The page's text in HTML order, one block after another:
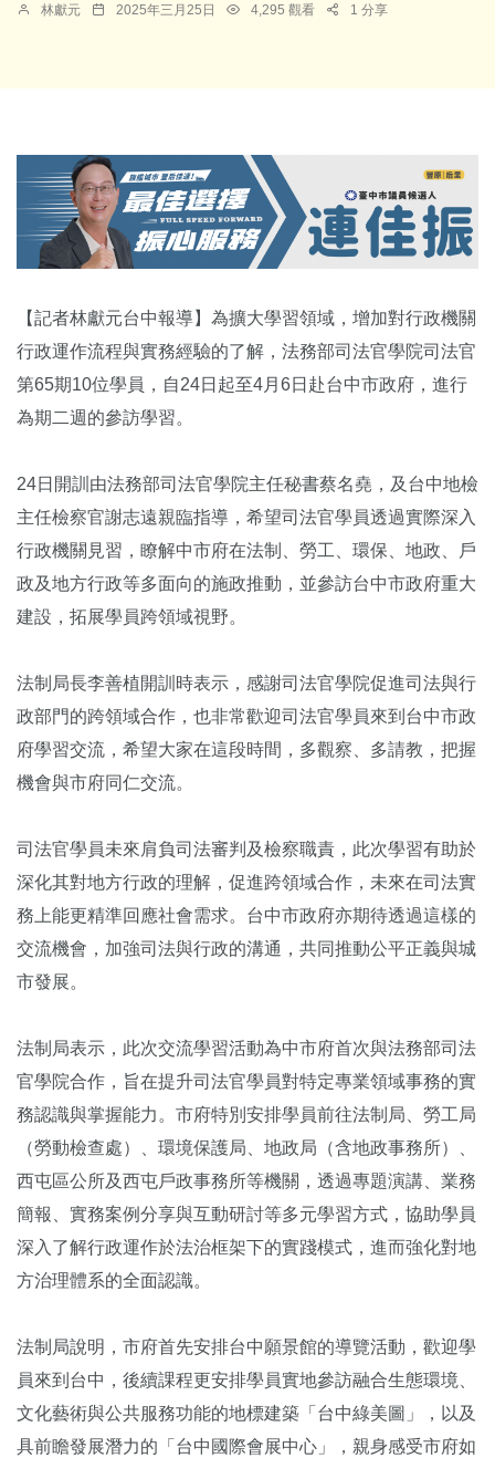
林獻元 2025年三月25日 4,295 觀看 1 分享
【記者林獻元台中報導】為擴大學習領域，增加對行政機關
行政運作流程與實務經驗的了解，法務部司法官學院司法官
第65期10位學員，自24日起至4月6日赴台中市政府，進行
為期二週的參訪學習。
24日開訓由法務部司法官學院主任秘書蔡名堯，及台中地檢
主任檢察官謝志遠親臨指導，希望司法官學員透過實際深入
行政機關見習，瞭解中市府在法制、勞工、環保、地政、戶
政及地方行政等多面向的施政推動，並參訪台中市政府重大
建設，拓展學員跨領域視野。
法制局長李善植開訓時表示，感謝司法官學院促進司法與行
政部門的跨領域合作，也非常歡迎司法官學員來到台中市政
府學習交流，希望大家在這段時間，多觀察、多請教，把握
機會與市府同仁交流。
司法官學員未來肩負司法審判及檢察職責，此次學習有助於
深化其對地方行政的理解，促進跨領域合作，未來在司法實
務上能更精準回應社會需求。台中市政府亦期待透過這樣的
交流機會，加強司法與行政的溝通，共同推動公平正義與城
市發展。
法制局表示，此次交流學習活動為中市府首次與法務部司法
官學院合作，旨在提升司法官學員對特定專業領域事務的實
務認識與掌握能力。市府特別安排學員前往法制局、勞工局
（勞動檢查處）、環境保護局、地政局（含地政事務所）、
西屯區公所及西屯戶政事務所等機關，透過專題演講、業務
簡報、實務案例分享與互動研討等多元學習方式，協助學員
深入了解行政運作於法治框架下的實踐模式，進而強化對地
方治理體系的全面認識。
法制局說明，市府首先安排台中願景館的導覽活動，歡迎學
員來到台中，後續課程更安排學員實地參訪融合生態環境、
文化藝術與公共服務功能的地標建築「台中綠美圖」，以及
具前瞻發展潛力的「台中國際會展中心」，親身感受市府如